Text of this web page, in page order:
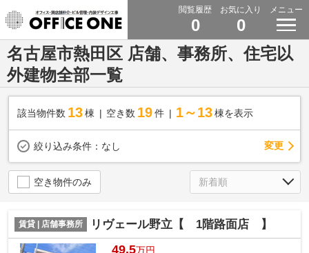
閲覧履歴
0
お気に入り
0
メニュー
名古屋市熱田区 店舗、事務所、住宅以
外建物全部一覧
該当物件数 13棟 空き数 19 件 1～13 棟を表示
絞り込み条件： なし 変更
空き物件のみ
賃貸 | 店舗事務所 リヴェール野立【 1階路面店 】
49.5万円